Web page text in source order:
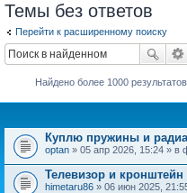
Темы без ответов
Перейти к расширенному поиску
Найдено более 1000 результатов
Куплю пружины и
optan » 05 апр 2026, 15:24 » в
Телевизор и кронштейн
himetaru86 » 06 июн 2025,